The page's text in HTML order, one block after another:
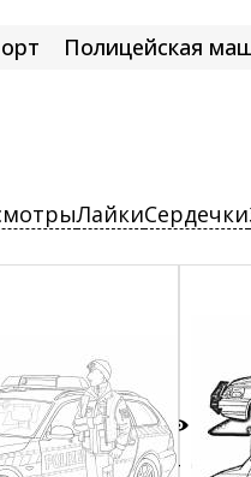
Полицейская
ЛайкиСердечки
4